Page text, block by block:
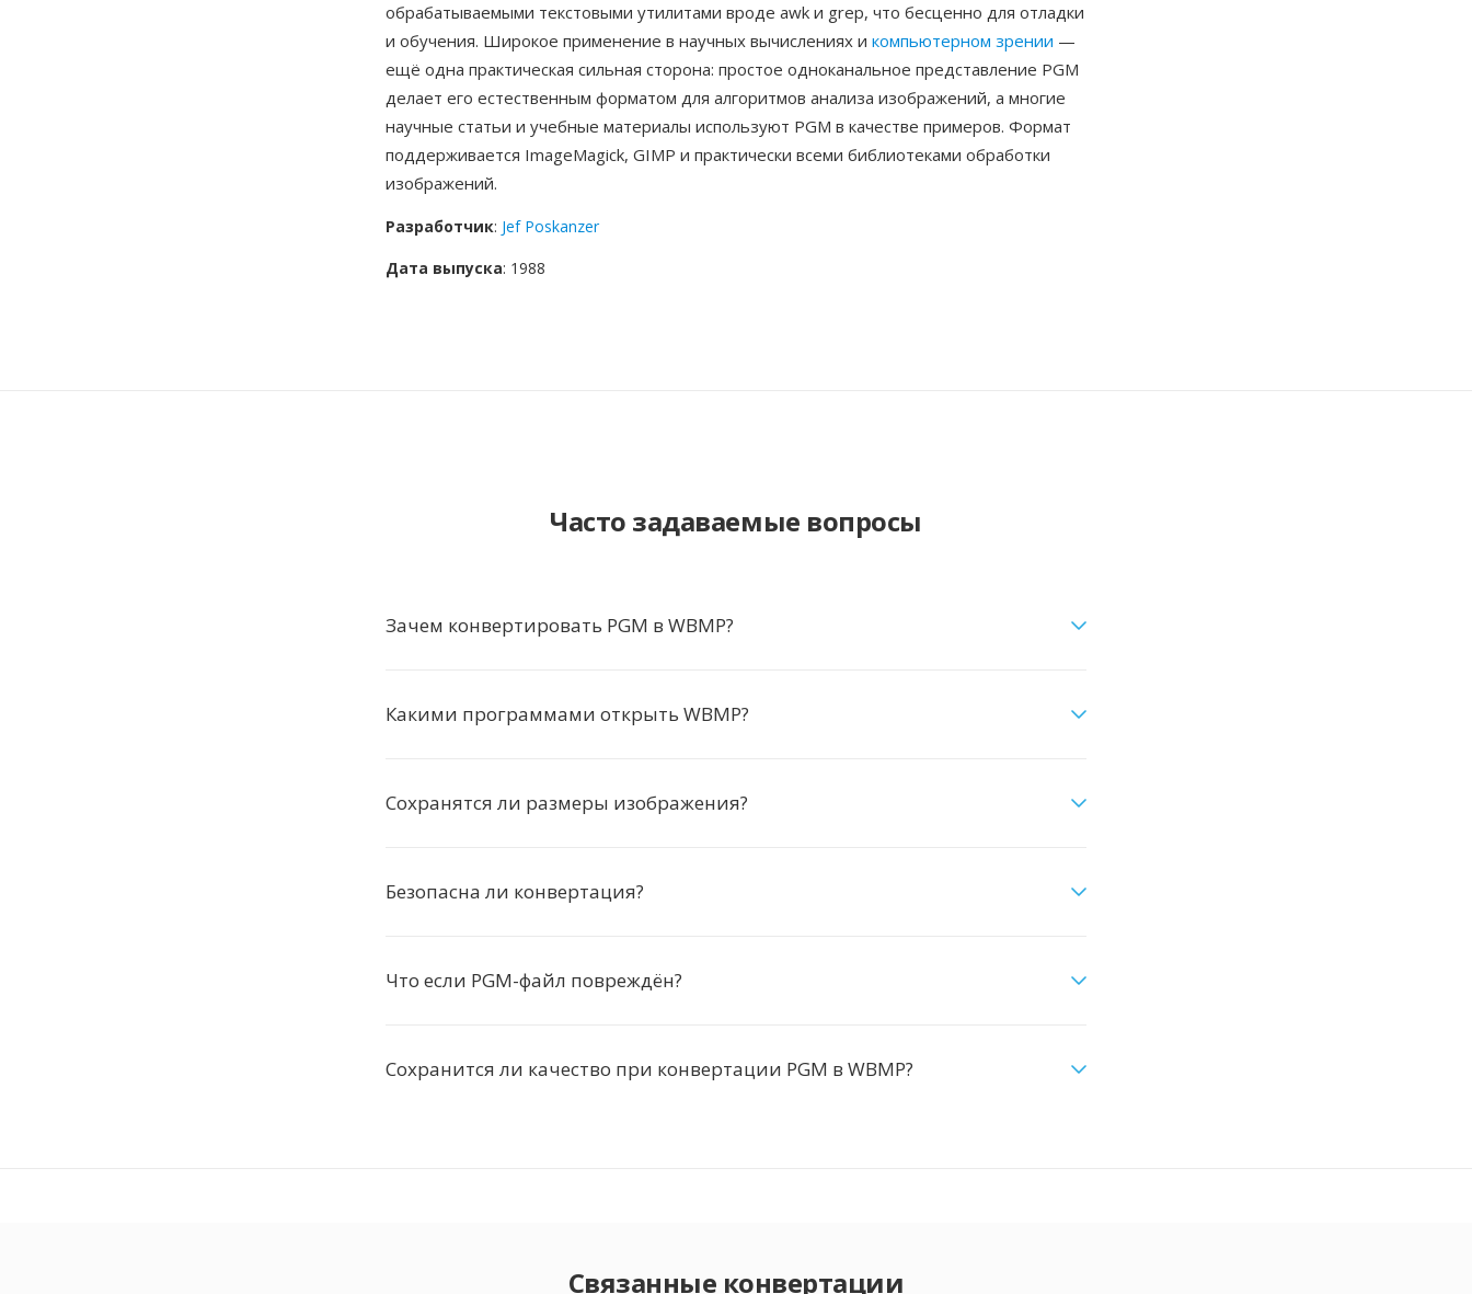
обрабатываемыми текстовыми утилитами вроде awk и grep, что бесценно для отладки
и обучения. Широкое применение в научных вычислениях и компьютерном зрении —
ещё одна практическая сильная сторона: простое одноканальное представление PGM
делает его естественным форматом для алгоритмов анализа изображений, а многие
научные статьи и учебные материалы используют PGM в качестве примеров. Формат
поддерживается ImageMagick, GIMP и практически всеми библиотеками обработки
изображений.
Разработчик: Jef Poskanzer
Дата выпуска: 1988
Часто задаваемые вопросы
Зачем конвертировать PGM в WBMP?
Какими программами открыть WBMP?
Сохранятся ли размеры изображения?
Безопасна ли конвертация?
Что если PGM-файл повреждён?
Сохранится ли качество при конвертации PGM в WBMP?
Связанные конвертации